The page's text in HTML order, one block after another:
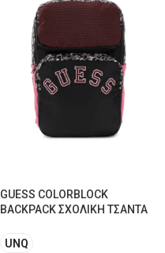
GUESS COLORBLOCK
BACKPACK ΣΧΟΛΙΚΗ ΤΣΑΝΤΑ
UNQ